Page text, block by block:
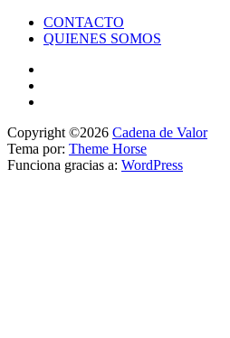
CONTACTO
QUIENES SOMOS
Copyright ©2026 Cadena de Valor
Tema por: Theme Horse
Funciona gracias a: WordPress